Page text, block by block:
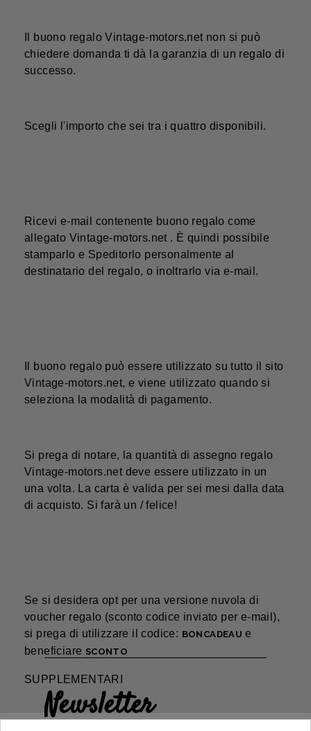
Il buono regalo Vintage-motors.net non si può
chiedere domanda ti dà la garanzia di un regalo di
successo.
Scegli l'importo che sei tra i quattro disponibili.
Ricevi e-mail contenente buono regalo come
allegato Vintage-motors.net . È quindi possibile
stamparlo e Speditorlo personalmente al
destinatario del regalo, o inoltrarlo via e-mail.
Il buono regalo può essere utilizzato su tutto il sito
Vintage-motors.net, e viene utilizzato quando si
seleziona la modalità di pagamento.
Si prega di notare, la quantità di assegno regalo
Vintage-motors.net deve essere utilizzato in un
una volta. La carta è valida per sei mesi dalla data
di acquisto. Si farà un / felice!
Se si desideraopt per una versione nuvola di
voucher regalo (sconto codice inviato per e-mail),
si prega di utilizzare il codice: BONCADEAU e
beneficiare SCONTO
SUPPLEMENTARI
Newsletter